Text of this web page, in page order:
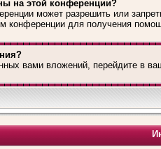
на этой конференции?
может разрешить или
конференции для получения
вами вложений, перейдите в